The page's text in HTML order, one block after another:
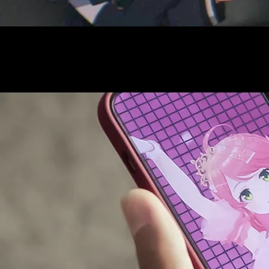
SUPPORT ADVERTISING
OFFICIAL SHOP
HOLODULE
プライバシーポリシー
未成年の方々へのお願い
二次創作ガイドライン